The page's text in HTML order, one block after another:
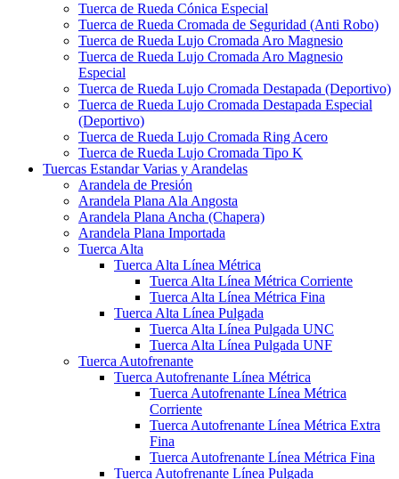
Tuerca de Rueda Cónica Especial
Tuerca de Rueda Cromada de Seguridad (Anti Robo)
Tuerca de Rueda Lujo Cromada Aro Magnesio
Tuerca de Rueda Lujo Cromada Aro Magnesio
Especial
Tuerca de Rueda Lujo Cromada Destapada (Deportivo)
Tuerca de Rueda Lujo Cromada Destapada Especial
(Deportivo)
Tuerca de Rueda Lujo Cromada Ring Acero
Tuerca de Rueda Lujo Cromada Tipo K
Tuercas Estandar Varias y Arandelas
Arandela de Presión
Arandela Plana Ala Angosta
Arandela Plana Ancha (Chapera)
Arandela Plana Importada
Tuerca Alta
Tuerca Alta Línea Métrica
Tuerca Alta Línea Métrica Corriente
Tuerca Alta Línea Métrica Fina
Tuerca Alta Línea Pulgada
Tuerca Alta Línea Pulgada UNC
Tuerca Alta Línea Pulgada UNF
Tuerca Autofrenante
Tuerca Autofrenante Línea Métrica
Tuerca Autofrenante Línea Métrica
Corriente
Tuerca Autofrenante Línea Métrica Extra
Fina
Tuerca Autofrenante Línea Métrica Fina
Tuerca Autofrenante Línea Pulgada